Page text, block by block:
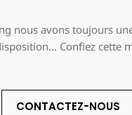
nous avons toujours
Confiez cette
CONTACTEZ-NOUS